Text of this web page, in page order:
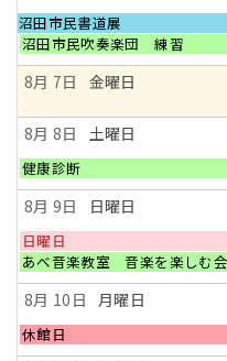
月
4th
2026
火
曜
日,
8
月
4th
2026
沼田市民書道展
木
曜
日,
8
月
6th
2026
沼田市民吹奏楽団 練習
金曜日
8月 7
土曜日
8月 8
土
曜
日,
8
月
8th
2026
健康診断
日曜日
8月 9
日
曜
日,
8
月
9th
2026
日曜日
日
曜
日,
8
月
9th
あべ音楽教室 音楽を楽しむ会
月曜日
8月 10
月
曜
休館日